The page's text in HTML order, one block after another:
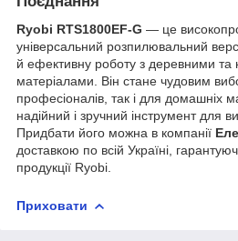
Ryobi RTS1800EF-G — це
універсальний розпилювальний
й ефективну роботу з деревними та
матеріалами. Він стане чудовим
професіоналів, так і для домашніх
надійний і зручний інструмент для
Придбати його можна в компанії
доставкою по всій Україні,
продукції Ryobi.
Приховати